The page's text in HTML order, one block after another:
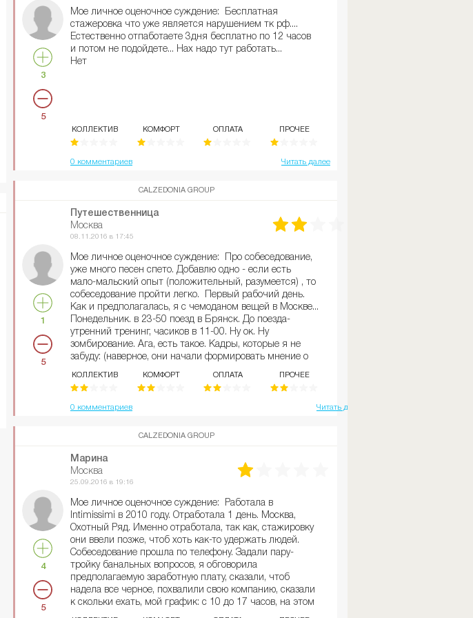
наблюдать менеджер, и не дай Бог, покупатель уйдет
без покупки. 6) Вас будут всяческий лишать премии. За
пыль, за неправильно сложенные колготки. Вы
отработали 10 тыс. премию, а вам выплатят 5 тыс.
Бывало что просто не доплачивали. 7) Воровство в
времени, и сил.
Каждый месяц выдают колготки и леггинсы с новых
3
5
Мое личное оценочное суждение: Бесплатная
стажеровка что уже является нарушением тк рф....
Естественно отпаботаете 3дня бесплатно по 12 часов
и потом не подойдете... Нах надо тут работать...
Нет
КОЛЛЕКТИВ КОМФОРТ ОПЛАТА ПРОЧЕЕ
0 комментариев Читать далее
CALZEDONIA GROUP
1
5
Путешественница
Москва
08.11.2016 в 17:45
Мое личное оценочное суждение: Про собеседование,
уже много песен спето. Добавлю одно - если есть
мало-мальский опыт (положительный, разумеется) , то
собеседование пройти легко. Первый рабочий день.
Как и предполагалась, я с чемоданом вещей в Москве...
Понедельник. в 23-50 поезд в Брянск. До поезда-
утренний тренинг, часиков в 11-00. Ну ок. Ну
зомбирование. Ага, есть такое. Кадры, которые я не
забуду: (наверное, они начали формировать мнение о
рекламы компании. Все, зомбирование закончилась,
иду на поезд, с кучей макулатуры. В Брянске я была
было кучу лет назад! Только одно но: есть два понятия -
что если в час не будешь делать определенную сумму
денег при минимальной проходимости - получишь
атата. А еще, не забываем учить артикула. Да, наизусть.
и не путаем лайкру с эластаном - хотя это одно и тоже.
Ну ладно. Итальянцы. Очередной этап "вербовки" все
рассказывают про поездку в Италию. В саму Италию...
Как там видели самого Алесандро!!! Возврат в Москву-
первый фидбэк. Обратную связь дают из магазина -
администраторы. Тоже не понятно. Админы - средний
возраст 21-25 лет. Карьеристы. Хотят повышения и
дают обратную связь на руководителя. Абсурд. Но, я на
этом не остановилась. Следующий этап - кассир. В
КОЛЛЕКТИВ КОМФОРТ ОПЛАТА ПРОЧЕЕ
0 комментариев Читать далее
CALZEDONIA GROUP
4
5
Марина
Москва
25.09.2016 в 19:16
Мое личное оценочное суждение: Работала в
Intimissimi в 2010 году. Отработала 1 день. Москва,
Охотный Ряд. Именно отработала, так как, стажировку
они ввели позже, чтоб хоть как-то удержать людей.
Собеседование прошла по телефону. Задали пару-
тройку банальных вопросов, я обговорила
предполагаемую заработную плату, сказали, чтоб
надела все черное, похвалили свою компанию, сказали
к скольки ехать, мой график: с 10 до 17 часов, на этом